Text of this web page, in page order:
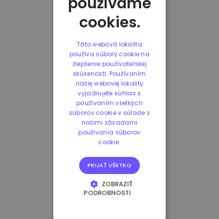
cookies.
Táto webová lokalita
používa súbory cookie na
zlepšenie používateľskej
skúsenosti. Používaním
našej webovej lokality
vyjadrujete súhlas s
používaním všetkých
súborov cookie v súlade s
našimi zásadami
používania súborov
cookie.
PRIJAŤ VŠETKO
ZOBRAZIŤ
PODROBNOSTI